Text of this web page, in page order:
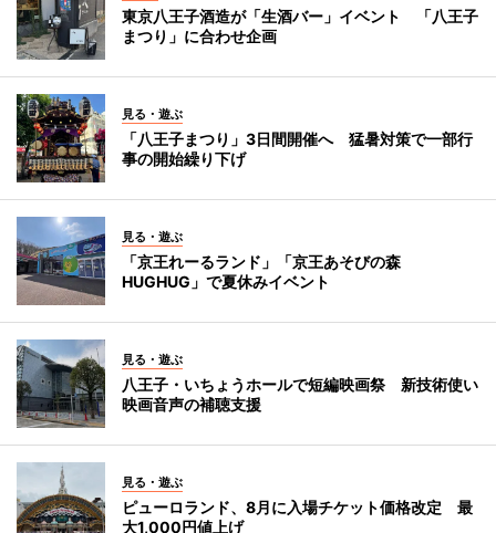
東京八王子酒造が「生酒バー」イベント 「八王子
まつり」に合わせ企画
見る・遊ぶ
「八王子まつり」3日間開催へ 猛暑対策で一部行
事の開始繰り下げ
見る・遊ぶ
「京王れーるランド」「京王あそびの森
HUGHUG」で夏休みイベント
見る・遊ぶ
八王子・いちょうホールで短編映画祭 新技術使い
映画音声の補聴支援
見る・遊ぶ
ピューロランド、8月に入場チケット価格改定 最
大1,000円値上げ